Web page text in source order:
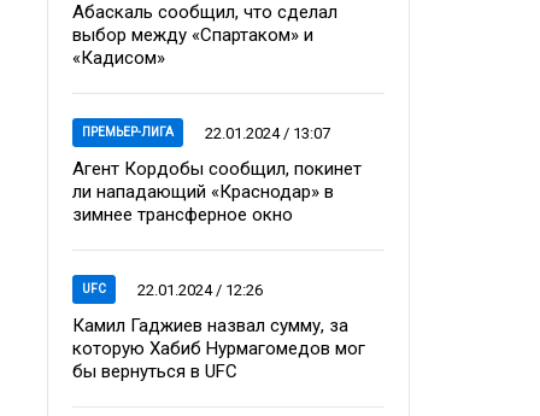
Абаскаль сообщил, что сделал
выбор между «Спартаком» и
«Кадисом»
ПРЕМЬЕР-ЛИГА 22.01.2024 / 13:07
Агент Кордобы сообщил, покинет
ли нападающий «Краснодар» в
зимнее трансферное окно
UFC 22.01.2024 / 12:26
Камил Гаджиев назвал сумму, за
которую Хабиб Нурмагомедов мог
бы вернуться в UFC